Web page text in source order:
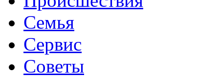
Семья
Сервис
Советы